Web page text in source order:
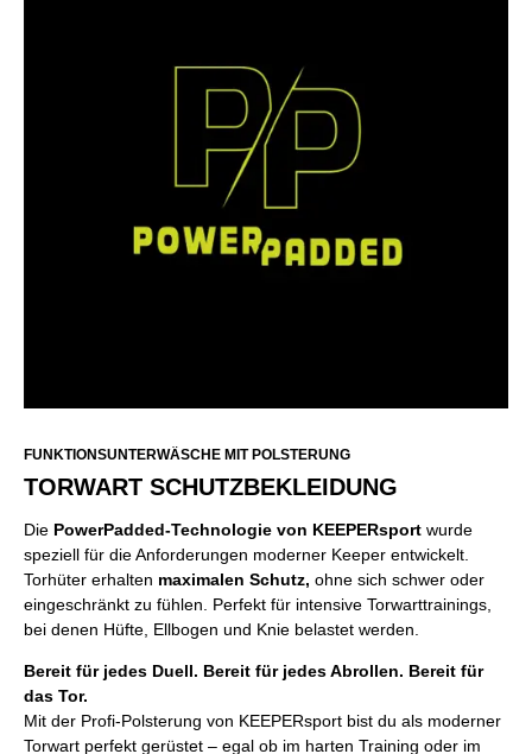
FUNKTIONSUNTERWÄSCHE MIT POLSTERUNG
TORWART SCHUTZBEKLEIDUNG
Die PowerPadded-Technologie von KEEPERsport wurde
speziell für die Anforderungen moderner Keeper entwickelt.
Torhüter erhalten maximalen Schutz, ohne sich schwer oder
eingeschränkt zu fühlen. Perfekt für intensive Torwarttrainings,
bei denen Hüfte, Ellbogen und Knie belastet werden.
Bereit für jedes Duell. Bereit für jedes Abrollen. Bereit für
das Tor.
Mit der Profi-Polsterung von KEEPERsport bist du als moderner
Torwart perfekt gerüstet – egal ob im harten Training oder im